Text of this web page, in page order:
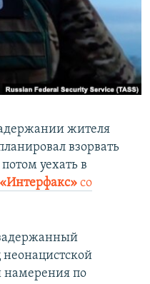
жителя
взорвать
уехать в
со
по